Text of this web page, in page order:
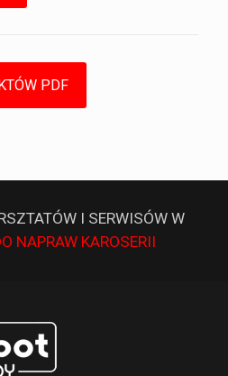
PDF
I SERWISÓW W
NAPRAW KAROSERII